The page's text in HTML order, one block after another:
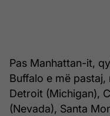
Pas Manhattan-it,
Buffalo e më pastaj,
Detroit (Michigan),
(Nevada), Santa